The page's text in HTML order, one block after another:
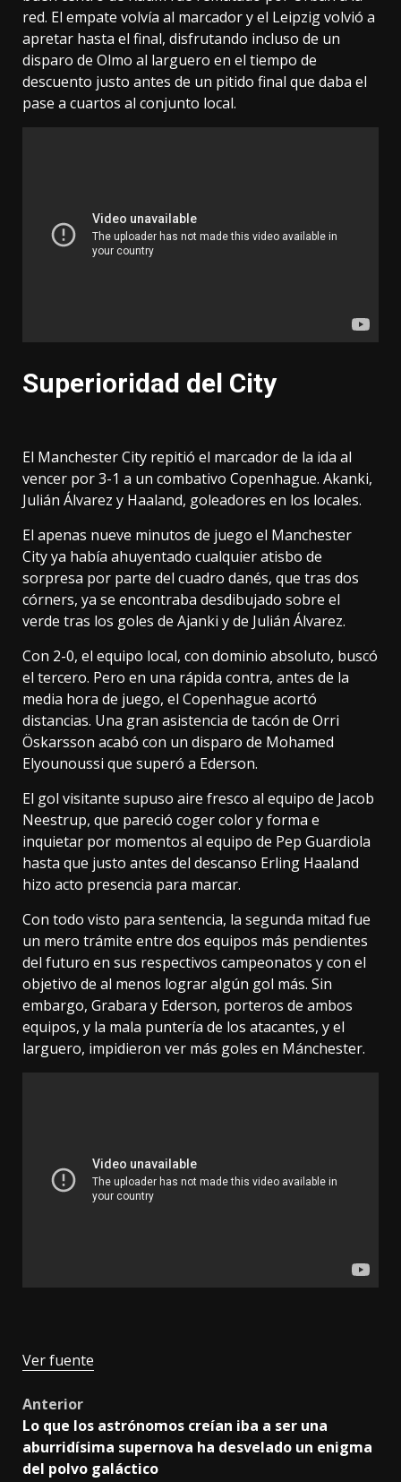
red. El empate volvía al marcador y el Leipzig volvió a
apretar hasta el final, disfrutando incluso de un
disparo de Olmo al larguero en el tiempo de
descuento justo antes de un pitido final que daba el
pase a cuartos al conjunto local.
Superioridad del City
El Manchester City repitió el marcador de la ida al
vencer por 3-1 a un combativo Copenhague. Akanki,
Julián Álvarez y Haaland, goleadores en los locales.
El apenas nueve minutos de juego el Manchester
City ya había ahuyentado cualquier atisbo de
sorpresa por parte del cuadro danés, que tras dos
córners, ya se encontraba desdibujado sobre el
verde tras los goles de Ajanki y de Julián Álvarez.
Con 2-0, el equipo local, con dominio absoluto, buscó
el tercero. Pero en una rápida contra, antes de la
media hora de juego, el Copenhague acortó
distancias. Una gran asistencia de tacón de Orri
Öskarsson acabó con un disparo de Mohamed
Elyounoussi que superó a Ederson.
El gol visitante supuso aire fresco al equipo de Jacob
Neestrup, que pareció coger color y forma e
inquietar por momentos al equipo de Pep Guardiola
hasta que justo antes del descanso Erling Haaland
hizo acto presencia para marcar.
Con todo visto para sentencia, la segunda mitad fue
un mero trámite entre dos equipos más pendientes
del futuro en sus respectivos campeonatos y con el
objetivo de al menos lograr algún gol más. Sin
embargo, Grabara y Ederson, porteros de ambos
equipos, y la mala puntería de los atacantes, y el
larguero, impidieron ver más goles en Mánchester.
Ver fuente
Post
navigation
Anterior
Lo que los astrónomos creían iba a ser una
aburridísima supernova ha desvelado un enigma
del polvo galáctico